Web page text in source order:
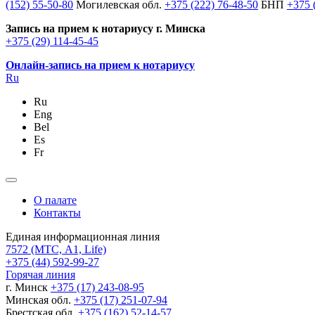
(152) 55-50-80 Могилевская обл. +375 (222) 76-48-50 БНП +375
Запись на прием к нотариусу г. Минска
+375 (29) 114-45-45
Онлайн-запись на прием к нотариусу
Ru
Ru
Eng
Bel
Es
Fr
О палате
Контакты
Единая информационная линия
7572 (МТС, A1, Life)
+375 (44) 592-99-27
Горячая линия
г. Минск +375 (17) 243-08-95
Минская обл. +375 (17) 251-07-94
Брестская обл. +375 (162) 52-14-57